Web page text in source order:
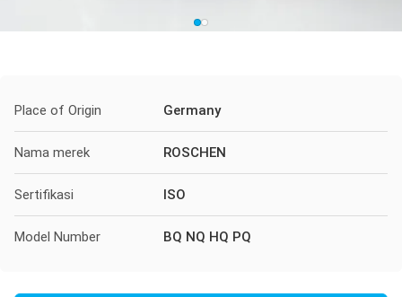
Place of Origin Germany
Nama merek ROSCHEN
Sertifikasi ISO
Model Number BQ NQ HQ PQ